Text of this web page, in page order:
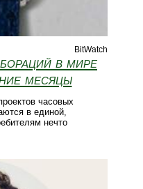
BitWatch
в мире
месяцы
часовых
в единой,
нечто